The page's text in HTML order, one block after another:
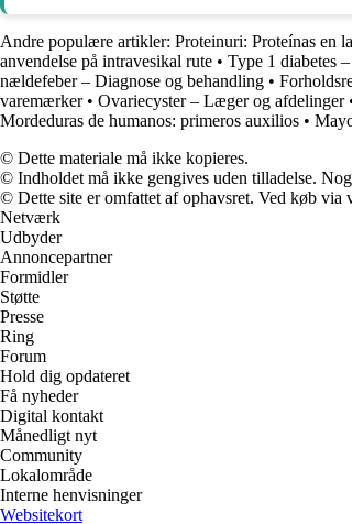
Andre populære artikler: Proteinuri: Proteínas en
anvendelse på intravesikal rute • Type 1 diabetes
nældefeber – Diagnose og behandling •
varemærker• Ovariecyster – Læger og afdelinger
Mordeduras de humanos: primeros auxilios •
© Dette materiale må ikke kopieres.
© Indholdet må ikke gengives uden tilladelse.
© Dette site er omfattet af ophavsret. Ved køb
Netværk
Udbyder
Annoncepartner
Formidler
Støtte
Presse
Ring
Forum
Hold dig opdateret
Få nyheder
Digital kontakt
Månedligt nyt
Community
Lokalområde
Interne henvisninger
Websitekort